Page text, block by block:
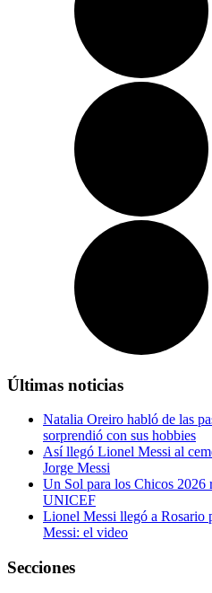
Últimas noticias
Natalia Oreiro habló de las
sorprendió con sus hobbies
Así llegó Lionel Messi al
Jorge Messi
Un Sol para los Chicos 2026
UNICEF
Lionel Messi llegó a Rosario
Messi: el video
Secciones